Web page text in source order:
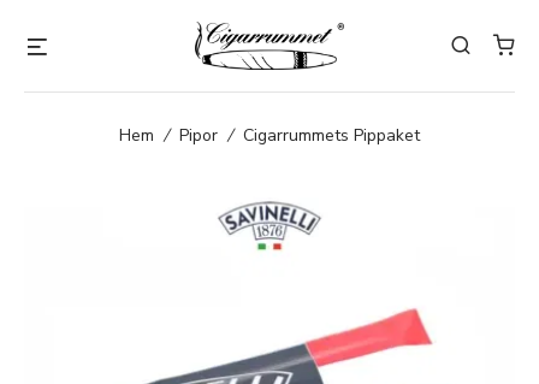
Hem / Pipor / Cigarrummets Pippaket